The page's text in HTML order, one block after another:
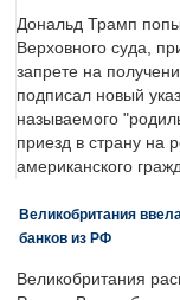
Дональд Трамп
Верховного суда,
запрете на
подписал новый
называемого
приезд в страну на
американского
Великобритания
банков из РФ
Великобритания